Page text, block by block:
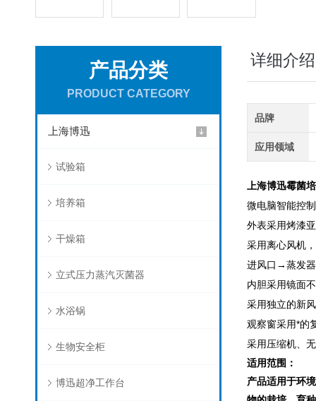
产品分类
PRODUCT CATEGORY
上海博迅
试验箱
培养箱
干燥箱
立式压力蒸汽灭菌器
水浴锅
生物安全柜
博迅超净工作台
详细介绍
品牌
应用领域
上海博迅霉菌
微电脑智能控
外表采用烤漆
采用离心风机
进风口→蒸发
内胆采用镜面
采用独立的新
观察窗采用*的
采用压缩机、
适用范围：
产品适用于环